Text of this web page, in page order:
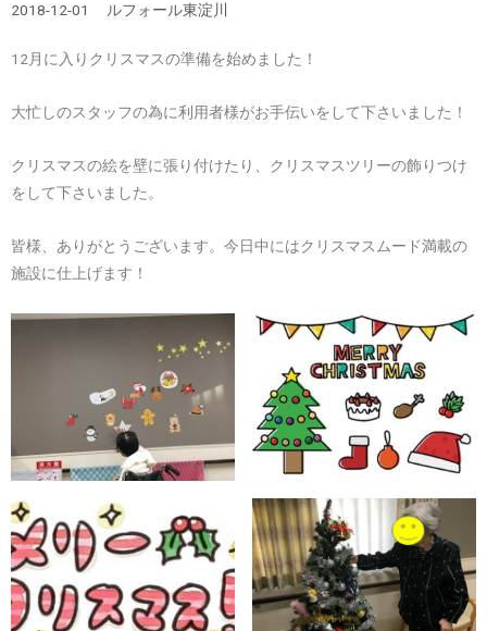
2018-12-01 ルフォール東淀川
12月に入りクリスマスの準備を始めました！
大忙しのスタッフの為に利用者様がお手伝いをして下さいました！
クリスマスの絵を壁に張り付けたり、クリスマスツリーの飾りつけ
をして下さいました。
皆様、ありがとうございます。今日中にはクリスマスムード満載の
施設に仕上げます！